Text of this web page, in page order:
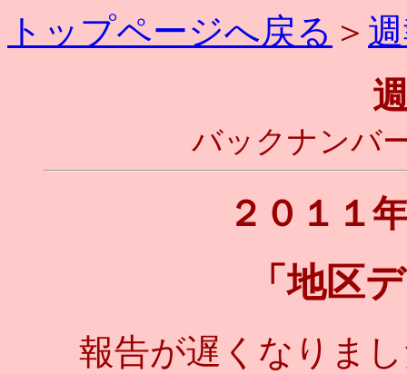
トップページへ戻る ＞
バックナンバ
２０１
「地区
報告が遅くなりま